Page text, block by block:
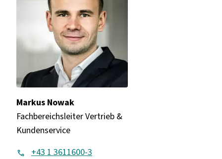
Markus Nowak
Fachbereichsleiter Vertrieb &
Kundenservice
+43 1 3611600-3